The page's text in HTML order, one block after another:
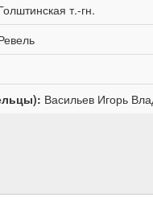
т.-гн.
Васильев Игорь